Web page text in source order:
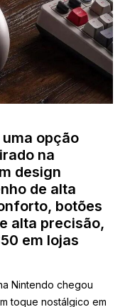
opção
na
design
de alta
botões
alta precisão,
em lojas
Nintendo chegou
toque nostálgico em